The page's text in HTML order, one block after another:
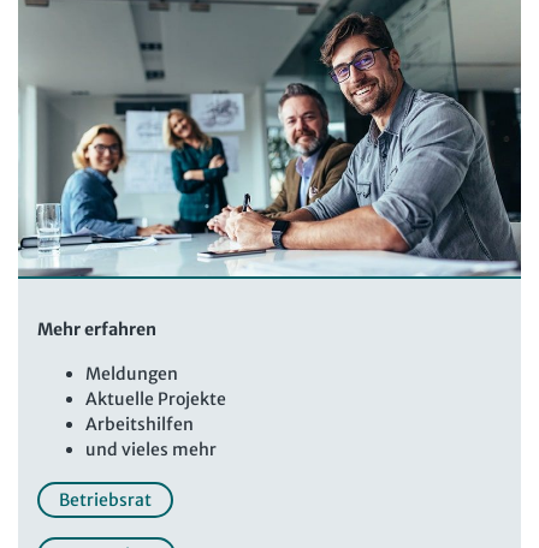
Mehr erfahren
Meldungen
Aktuelle Projekte
Arbeitshilfen
und vieles mehr
Betriebsrat